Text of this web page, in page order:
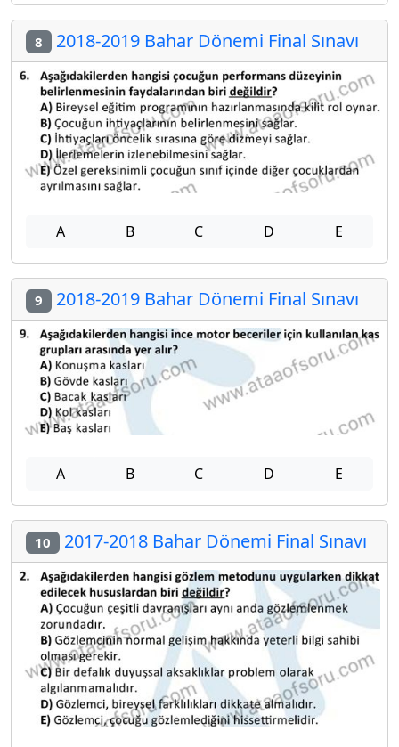
8 2018-2019 Bahar Dönemi Final Sınavı
A B C D E
9 2018-2019 Bahar Dönemi Final Sınavı
A B C D E
10 2017-2018 Bahar Dönemi Final Sınavı